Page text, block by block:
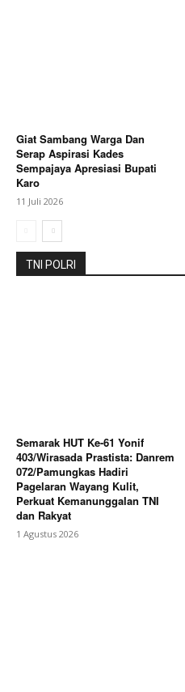
Contact us
Subscription Plans
Bagikan Artikel
Giat Sambang Warga Dan
Serap Aspirasi Kades
Sempajaya Apresiasi Bupati
Karo
11 Juli 2026
TNI POLRI
Semarak HUT Ke-61 Yonif
403/Wirasada Prastista: Danrem
072/Pamungkas Hadiri
Pagelaran Wayang Kulit,
Perkuat Kemanunggalan TNI
dan Rakyat
1 Agustus 2026